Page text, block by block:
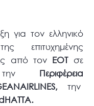
για τον ελληνικό
επιτυχημένης
από τον ΕΟΤσε
Περιφέρεια
, την
.